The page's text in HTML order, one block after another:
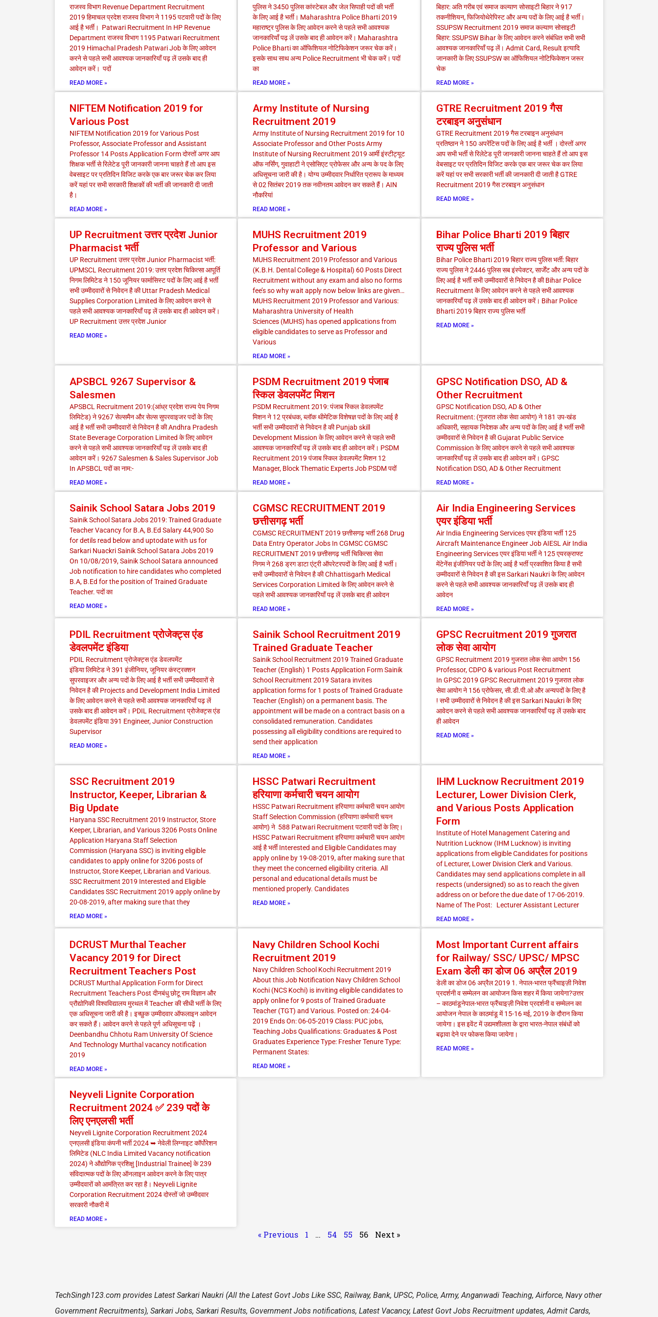
राजस्व विभाग Revenue Department Recruitment
2019 हिमाचल प्रदेश राजस्व विभाग ने 1195 पटवारी पदों के लिए
आई है भर्ती। Patwari Recruitment In HP Revenue
Department राजस्व विभाग 1195 Patwari Recruitment
2019 Himachal Pradesh Patwari Job के लिए आवेदन
करने से पहले सभी आवश्यक जानकारियाँ पढ़ लें उसके बाद ही
आवेदन करें। पदों
READ MORE »
पुलिस ने 3450 पुलिस कांस्टेबल और जेल सिपाही पदों की भर्ती
के लिए आई है भर्ती। Maharashtra Police Bharti 2019
महाराष्ट्र पुलिस के लिए आवेदन करने से पहले सभी आवश्यक
जानकारियाँ पढ़ लें उसके बाद ही आवेदन करें। Maharashtra
Police Bharti का ऑफिशियल नोटिफिकेशन जरूर चेक करें।
इसके साथ साथ अन्य Police Recruitment भी चेक करें। पदों
का
READ MORE »
बिहार: अति गरीब एवं समाज कल्याण सोसाइटी बिहार ने 917
तकनीशियन, फिजियोथेरेपिस्ट और अन्य पदों के लिए आई है भर्ती।
SSUPSW Recruitment 2019 समाज कल्याण सोसाइटी
बिहार: SSUPSW Bihar के लिए आवेदन करने संबंधित सभी सभी
आवश्यक जानकारियाँ पढ़ लें। Admit Card, Result इत्यादि
जानकारी के लिए SSUPSW का ऑफिशियल नोटिफिकेशन जरूर
चेक
READ MORE »
NIFTEM Notification 2019 for
Various Post
NIFTEM Notification 2019 for Various Post
Professor, Associate Professor and Assistant
Professor 14 Posts Application Form दोस्तों अगर आप
शिक्षक भर्ती से रिलेटेड पूरी जानकारी जानना चाहते हैं तो आप इस
वेबसाइट पर प्रतिदिन विजिट करके एक बार जरूर चेक कर लिया
करें यहां पर सभी सरकारी शिक्षकों की भर्ती की जानकारी दी जाती
है।
READ MORE »
Army Institute of Nursing
Recruitment 2019
Army Institute of Nursing Recruitment 2019 for 10
Associate Professor and Other Posts Army
Institute of Nursing Recruitment 2019 आर्मी इंस्टीट्यूट
ऑफ नर्सिंग, गुवाहाटी ने एसोसिएट प्रोफेसर और अन्य के पद के लिए
अधिसूचना जारी की है। योग्य उम्मीदवार निर्धारित प्रारूप के माध्यम
से 02 सितंबर 2019 तक नवीनतम आवेदन कर सकते हैं। AIN
नौकरियां
READ MORE »
GTRE Recruitment 2019 गैस
टरबाइन अनुसंधान
GTRE Recruitment 2019 गैस टरबाइन अनुसंधान
प्रतिष्ठान ने 150 अपरेंटिस पदों के लिए आई है भर्ती । दोस्तों अगर
आप सभी भर्ती से रिलेटेड पूरी जानकारी जानना चाहते हैं तो आप इस
वेबसाइट पर प्रतिदिन विजिट करके एक बार जरूर चेक कर लिया
करें यहां पर सभी सरकारी भर्ती की जानकारी दी जाती है GTRE
Recruitment 2019 गैस टरबाइन अनुसंधान
READ MORE »
UP Recruitment उत्तर प्रदेश Junior
Pharmacist भर्ती
UP Recruitment उत्तर प्रदेश Junior Pharmacist भर्ती:
UPMSCL Recruitment 2019: उत्तर प्रदेश चिकित्सा आपूर्ति
निगम लिमिटेड ने 150 जूनियर फार्मासिस्ट पदों के लिए आई है भर्ती
सभी उम्मीदवारों से निवेदन है की Uttar Pradesh Medical
Supplies Corporation Limited के लिए आवेदन करने से
पहले सभी आवश्यक जानकारियाँ पढ़ लें उसके बाद ही आवेदन करें।
UP Recruitment उत्तर प्रदेश Junior
READ MORE »
MUHS Recruitment 2019
Professor and Various
MUHS Recruitment 2019 Professor and Various
(K.B.H. Dental College & Hospital) 60 Posts Direct
Recruitment without any exam and also no forms
fee’s so why wait apply now below links are given…
MUHS Recruitment 2019 Professor and Various:
Maharashtra University of Health
Sciences (MUHS) has opened applications from
eligible candidates to serve as Professor and
Various
READ MORE »
Bihar Police Bharti 2019 बिहार
राज्य पुलिस भर्ती
Bihar Police Bharti 2019 बिहार राज्य पुलिस भर्ती: बिहार
राज्य पुलिस ने 2446 पुलिस सब इंस्पेक्टर, सार्जेंट और अन्य पदों के
लिए आई है भर्ती सभी उम्मीदवारों से निवेदन है की Bihar Police
Recruitment के लिए आवेदन करने से पहले सभी आवश्यक
जानकारियाँ पढ़ लें उसके बाद ही आवेदन करें। Bihar Police
Bharti 2019 बिहार राज्य पुलिस भर्ती
READ MORE »
APSBCL 9267 Supervisor &
Salesmen
APSBCL Recruitment 2019:(आंध्र प्रदेश राज्य पेय निगम
लिमिटेड) ने 9267 सेल्समैन और सेल्स सुपरवाइजर पदों के लिए
आई है भर्ती सभी उम्मीदवारों से निवेदन है की Andhra Pradesh
State Beverage Corporation Limited के लिए आवेदन
करने से पहले सभी आवश्यक जानकारियाँ पढ़ लें उसके बाद ही
आवेदन करें। 9267 Salesmen & Sales Supervisor Job
In APSBCL पदों का नाम:-
READ MORE »
PSDM Recruitment 2019 पंजाब
स्किल डेवलपमेंट मिशन
PSDM Recruitment 2019: पंजाब स्किल डेवलपमेंट
मिशन ने 12 प्रबंधक, ब्लॉक थीमेटिक विशेषज्ञ पदों के लिए आई है
भर्ती सभी उम्मीदवारों से निवेदन है की Punjab skill
Development Mission के लिए आवेदन करने से पहले सभी
आवश्यक जानकारियाँ पढ़ लें उसके बाद ही आवेदन करें। PSDM
Recruitment 2019 पंजाब स्किल डेवलपमेंट मिशन 12
Manager, Block Thematic Experts Job PSDM पदों
READ MORE »
GPSC Notification DSO, AD &
Other Recruitment
GPSC Notification DSO, AD & Other
Recruitment: (गुजरात लोक सेवा आयोग) ने 181 उप-खंड
अधिकारी, सहायक निदेशक और अन्य पदों के लिए आई है भर्ती सभी
उम्मीदवारों से निवेदन है की Gujarat Public Service
Commission के लिए आवेदन करने से पहले सभी आवश्यक
जानकारियाँ पढ़ लें उसके बाद ही आवेदन करें। GPSC
Notification DSO, AD & Other Recruitment
READ MORE »
Sainik School Satara Jobs 2019
Sainik School Satara Jobs 2019: Trained Graduate
Teacher Vacancy for B.A, B.Ed Salary 44,900 So
for detils read below and uptodate with us for
Sarkari Nuackri Sainik School Satara Jobs 2019
On 10/08/2019, Sainik School Satara announced
Job notification to hire candidates who completed
B.A, B.Ed for the position of Trained Graduate
Teacher. पदों का
READ MORE »
CGMSC RECRUITMENT 2019
छत्तीसगढ़ भर्ती
CGMSC RECRUITMENT 2019 छत्तीसगढ़ भर्ती 268 Drug
Data Entry Operator Jobs In CGMSC CGMSC
RECRUITMENT 2019 छत्तीसगढ़ भर्ती चिकित्सा सेवा
निगम ने 268 ड्रग डाटा एंट्री ऑपरेटरपदों के लिए आई है भर्ती।
सभी उम्मीदवारों से निवेदन है की Chhattisgarh Medical
Services Corporation Limited के लिए आवेदन करने से
पहले सभी आवश्यक जानकारियाँ पढ़ लें उसके बाद ही आवेदन
READ MORE »
Air India Engineering Services
एयर इंडिया भर्ती
Air India Engineering Services एयर इंडिया भर्ती 125
Aircraft Maintenance Engineer Job AIESL Air India
Engineering Services एयर इंडिया भर्ती ने 125 एयरक्राफ्ट
मेंटेनेंस इंजीनियर पदों के लिए आई है भर्ती प्रकाशित किया है सभी
उम्मीदवारों से निवेदन है की इस Sarkari Naukri के लिए आवेदन
करने से पहले सभी आवश्यक जानकारियाँ पढ़ लें उसके बाद ही
आवेदन
READ MORE »
PDIL Recruitment प्रोजेक्ट्स एंड
डेवलपमेंट इंडिया
PDIL Recruitment प्रोजेक्ट्स एंड डेवलपमेंट
इंडिया लिमिटेड ने 391 इंजीनियर, जूनियर कंस्ट्रक्शन
सुपरवाइजर और अन्य पदों के लिए आई है भर्ती सभी उम्मीदवारों से
निवेदन है की Projects and Development India Limited
के लिए आवेदन करने से पहले सभी आवश्यक जानकारियाँ पढ़ लें
उसके बाद ही आवेदन करें। PDIL Recruitment प्रोजेक्ट्स एंड
डेवलपमेंट इंडिया 391 Engineer, Junior Construction
Supervisor
READ MORE »
Sainik School Recruitment 2019
Trained Graduate Teacher
Sainik School Recruitment 2019 Trained Graduate
Teacher (English) 1 Posts Application Form Sainik
School Recruitment 2019 Satara invites
application forms for 1 posts of Trained Graduate
Teacher (English) on a permanent basis. The
appointment will be made on a contract basis on a
consolidated remuneration. Candidates
possessing all eligibility conditions are required to
send their application
READ MORE »
GPSC Recruitment 2019 गुजरात
लोक सेवा आयोग
GPSC Recruitment 2019 गुजरात लोक सेवा आयोग 156
Professor, CDPO & various Post Recruitment
In GPSC 2019 GPSC Recruitment 2019 गुजरात लोक
सेवा आयोग ने 156 प्रोफेसर, सी.डी.पी.ओ और अन्यपदों के लिए है
! सभी उम्मीदवारों से निवेदन है की इस Sarkari Naukri के लिए
आवेदन करने से पहले सभी आवश्यक जानकारियाँ पढ़ लें उसके बाद
ही आवेदन
READ MORE »
SSC Recruitment 2019
Instructor, Keeper, Librarian &
Big Update
Haryana SSC Recruitment 2019 Instructor, Store
Keeper, Librarian, and Various 3206 Posts Online
Application Haryana Staff Selection
Commission (Haryana SSC) is inviting eligible
candidates to apply online for 3206 posts of
Instructor, Store Keeper, Librarian and Various.
SSC Recruitment 2019 Interested and Eligible
Candidates SSC Recruitment 2019 apply online by
20-08-2019, after making sure that they
READ MORE »
HSSC Patwari Recruitment
हरियाणा कर्मचारी चयन आयोग
HSSC Patwari Recruitment हरियाणा कर्मचारी चयन आयोग
Staff Selection Commission (हरियाणा कर्मचारी चयन
आयोग) ने 588 Patwari Recruitment पटवारी पदों के लिए।
HSSC Patwari Recruitment हरियाणा कर्मचारी चयन आयोग
आई है भर्ती Interested and Eligible Candidates may
apply online by 19-08-2019, after making sure that
they meet the concerned eligibility criteria. All
personal and educational details must be
mentioned properly. Candidates
READ MORE »
IHM Lucknow Recruitment 2019
Lecturer, Lower Division Clerk,
and Various Posts Application
Form
Institute of Hotel Management Catering and
Nutrition Lucknow (IHM Lucknow) is inviting
applications from eligible Candidates for positions
of Lecturer, Lower Division Clerk and Various.
Candidates may send applications complete in all
respects (undersigned) so as to reach the given
address on or before the due date of 17-06-2019.
Name of The Post: Lecturer Assistant Lecturer
READ MORE »
DCRUST Murthal Teacher
Vacancy 2019 for Direct
Recruitment Teachers Post
DCRUST Murthal Application Form for Direct
Recruitment Teachers Post दीनबंधु छोटू राम विज्ञान और
प्रौद्योगिकी विश्वविद्यालय मुरथल में Teacher की सीधी भर्ती के लिए
एक अधिसूचना जारी की है। इच्छुक उम्मीदवार ऑफलाइन आवेदन
कर सकते हैं। आवेदन करने से पहले पूर्ण अधिसूचना पढ़ें ।
Deenbandhu Chhotu Ram University Of Science
And Technology Murthal vacancy notification
2019
READ MORE »
Navy Children School Kochi
Recruitment 2019
Navy Children School Kochi Recruitment 2019
About this Job Notification Navy Children School
Kochi (NCS Kochi) is inviting eligible candidates to
apply online for 9 posts of Trained Graduate
Teacher (TGT) and Various. Posted on: 24-04-
2019 Ends On: 06-05-2019 Class: PUC jobs,
Teaching Jobs Qualifications: Graduates & Post
Graduates Experience Type: Fresher Tenure Type:
Permanent States:
READ MORE »
Most Important Current affairs
for Railway/ SSC/ UPSC/ MPSC
Exam डेली का डोज 06 अप्रैल 2019
डेली का डोज 06 अप्रैल 2019 1. नेपाल-भारत फ्रैंचाइज़ी निवेश
प्रदर्शनी व सम्मेलन का आयोजन किस शहर में किया जायेगा?उत्तर
– काठमांडूनेपाल-भारत फ्रैंचाइज़ी निवेश प्रदर्शनी व सम्मेलन का
आयोजन नेपाल के काठमांडू में 15-16 मई, 2019 के दौरान किया
जायेगा। इस इवेंट में उद्यमशीलता के द्वारा भारत-नेपाल संबंधों को
बढ़ावा देने पर फोकस किया जायेगा।
READ MORE »
Neyveli Lignite Corporation
Recruitment 2024 ✅ 239 पदों के
लिए एनएलसी भर्ती
Neyveli Lignite Corporation Recruitment 2024
एनएलसी इंडिया कंपनी भर्ती 2024 ➥ नेवेली लिग्नाइट कॉर्पोरेशन
लिमिटेड (NLC India Limited Vacancy notification
2024) ने औद्योगिक प्रशिक्षु [Industrial Trainee] के 239
संविदात्मक पदों के लिए ऑनलाइन आवेदन करने के लिए पात्र
उम्मीदवारों को आमंत्रित कर रहा है। Neyveli Lignite
Corporation Recruitment 2024 दोस्तों जो उम्मीदवार
सरकारी नौकरी में
READ MORE »
« Previous
e
1 …
e
54
e
55
e
56 Next »
TechSingh123.com provides Latest Sarkari Naukri (All the Latest Govt Jobs Like SSC, Railway, Bank, UPSC, Police, Army, Anganwadi Teaching, Airforce, Navy other
Government Recruitments), Sarkari Jobs, Sarkari Results, Government Jobs notifications, Latest Vacancy, Latest Govt Jobs Recruitment updates, Admit Cards,